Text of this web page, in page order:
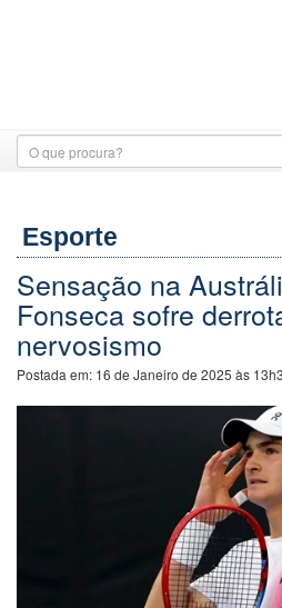
Esporte
Sensação na
Fonseca sofre
nervosismo
Postada em: 16 de Janeiro de 2025 às